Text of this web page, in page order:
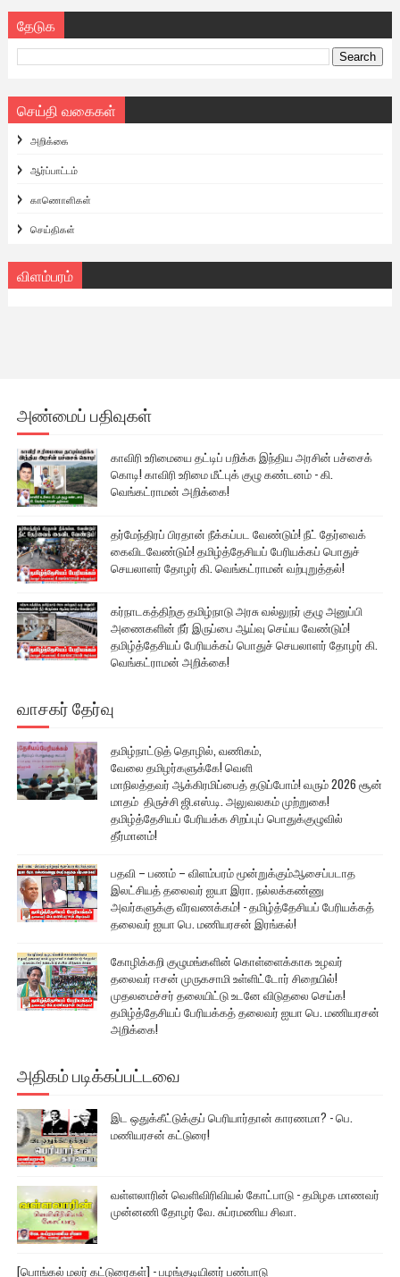
தேடுக
செய்தி வகைகள்
அறிக்கை
ஆர்ப்பாட்டம்
காணொளிகள்
செய்திகள்
விளம்பரம்
அண்மைப் பதிவுகள்
காவிரி உரிமையை தட்டிப் பறிக்க இந்திய அரசின் பச்சைக்
கொடி! காவிரி உரிமை மீட்புக் குழு கண்டனம் - கி.
வெங்கட்ராமன் அறிக்கை!
தர்மேந்திரப் பிரதான் நீக்கப்பட வேண்டும்! நீட் தேர்வைக்
கைவிடவேண்டும்! தமிழ்த்தேசியப் பேரியக்கப் பொதுச்
செயலாளர் தோழர் கி. வெங்கட்ராமன் வற்புறுத்தல்!
கர்நாடகத்திற்கு தமிழ்நாடு அரசு வல்லுநர் குழு அனுப்பி
அணைகளின் நீர் இருப்பை ஆய்வு செய்ய வேண்டும்!
தமிழ்த்தேசியப் பேரியக்கப் பொதுச் செயலாளர் தோழர் கி.
வெங்கட்ராமன் அறிக்கை!
வாசகர் தேர்வு
தமிழ்நாட்டுத் தொழில், வணிகம்,
வேலை தமிழர்களுக்கே! வெளி
மாநிலத்தவர் ஆக்கிரமிப்பைத் தடுப்போம்! வரும் 2026 சூன்
மாதம் திருச்சி ஜி.எஸ்.டி. அலுவலகம் முற்றுகை!
தமிழ்த்தேசியப் பேரியக்க சிறப்புப் பொதுக்குழுவில்
தீர்மானம்!
பதவி – பணம் – விளம்பரம் மூன்றுக்கும்ஆசைப்படாத
இலட்சியத் தலைவர் ஐயா இரா. நல்லக்கண்ணு
அவர்களுக்கு வீரவணக்கம்! - தமிழ்த்தேசியப் பேரியக்கத்
தலைவர் ஐயா பெ. மணியரசன் இரங்கல்!
கோழிக்கறி குழுமங்களின் கொள்ளைக்காக உழவர்
தலைவர் ஈசன் முருகசாமி உள்ளிட்டோர் சிறையில்!
முதலமைச்சர் தலையிட்டு உடனே விடுதலை செய்க!
தமிழ்த்தேசியப் பேரியக்கத் தலைவர் ஐயா பெ. மணியரசன்
அறிக்கை!
அதிகம் படிக்கப்பட்டவை
இட ஒதுக்கீட்டுக்குப் பெரியார்தான் காரணமா? - பெ.
மணியரசன் கட்டுரை!
வள்ளலாரின் வெளிவிரிவியல் கோட்பாடு - தமிழக மாணவர்
முன்னணி தோழர் வே. சுப்ரமணிய சிவா.
[பொங்கல் மலர் கட்டுரைகள்] - பழங்குடியினர் பண்பாடு